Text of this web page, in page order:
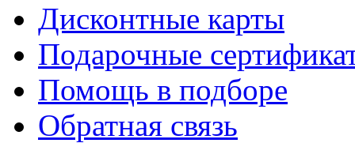
Дисконтные карты
Подарочные
Помощь в подборе
Обратная связь